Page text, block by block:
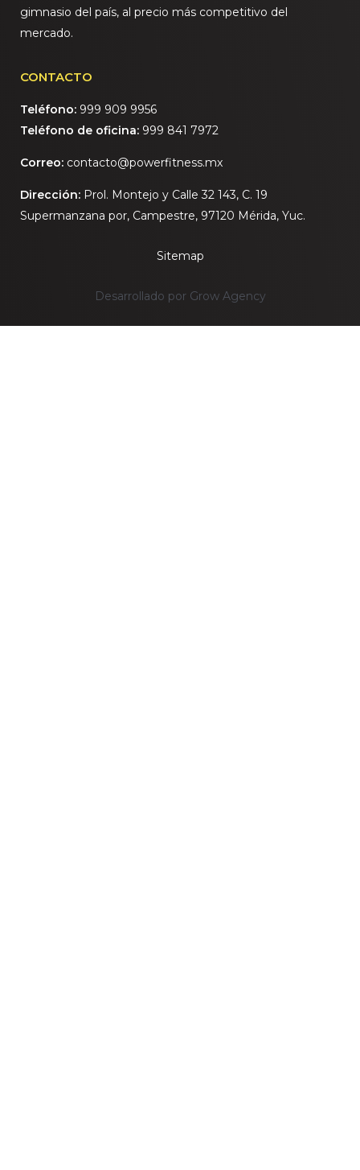
gimnasio del país, al precio más competitivo del
mercado.
CONTACTO
Teléfono: 999 909 9956
Teléfono de oficina: 999 841 7972
Correo: contacto@powerfitness.mx
Dirección: Prol. Montejo y Calle 32 143, C. 19
Supermanzana por, Campestre, 97120 Mérida, Yuc.
Sitemap
Desarrollado por Grow Agency